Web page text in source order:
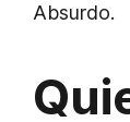
Absurdo.